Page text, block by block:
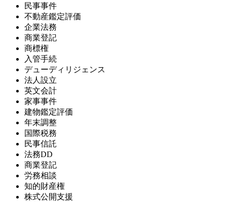
民事事件
不動産鑑定評価
企業法務
商業登記
商標権
入管手続
デューディリジェンス
法人設立
英文会計
家事事件
建物鑑定評価
年末調整
国際税務
民事信託
法務DD
商業登記
労務相談
知的財産権
株式公開支援